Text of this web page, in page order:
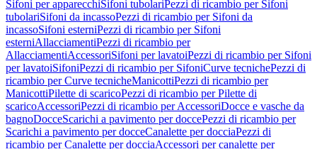
Sifoni per apparecchiSifoni tubolariPezzi di ricambio per Sifoni
tubolariSifoni da incassoPezzi di ricambio per Sifoni da
incassoSifoni esterniPezzi di ricambio per Sifoni
esterniAllacciamentiPezzi di ricambio per
AllacciamentiAccessoriSifoni per lavatoiPezzi di ricambio per Sifoni
per lavatoiSifoniPezzi di ricambio per SifoniCurve tecnichePezzi di
ricambio per Curve tecnicheManicottiPezzi di ricambio per
ManicottiPilette di scaricoPezzi di ricambio per Pilette di
scaricoAccessoriPezzi di ricambio per AccessoriDocce e vasche da
bagnoDocceScarichi a pavimento per doccePezzi di ricambio per
Scarichi a pavimento per docceCanalette per docciaPezzi di
ricambio per Canalette per docciaAccessori per canalette per